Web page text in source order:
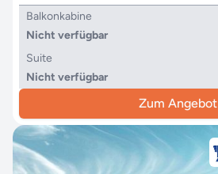
Balkonkabine
Nicht verfügbar
Suite
Nicht verfügbar
Zum Angebot